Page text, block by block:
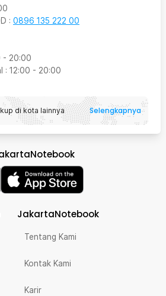
: 0896 135 222 00
- 20:00
: 12:00 - 20:00
di kota lainnya Selengkapnya
JakartaNotebook
Tentang Kami
Kontak Kami
Karir